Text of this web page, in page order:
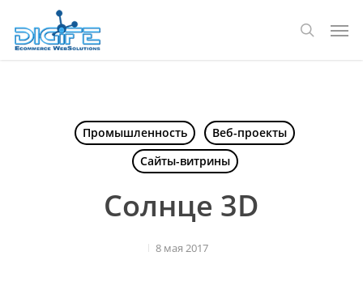
основному
поиск
Промышленность
Веб-проекты
Сайты-витрины
Солнце 3D
8 мая 2017